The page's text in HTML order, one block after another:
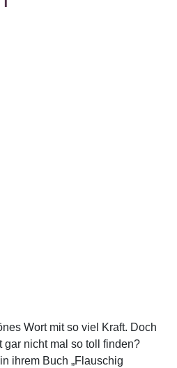
Wort mit so viel Kraft. Doch
nicht mal so toll finden?
ihrem Buch „Flauschig